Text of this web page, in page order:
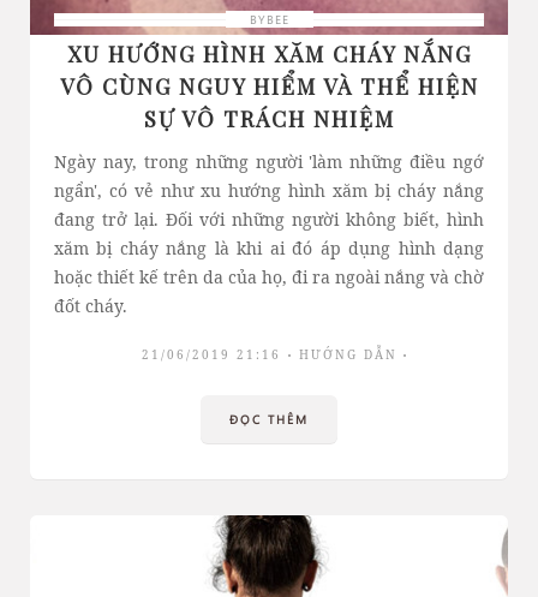
BYBEE
XU HƯỚNG HÌNH XĂM CHÁY NẮNG
VÔ CÙNG NGUY HIỂM VÀ THỂ HIỆN
SỰ VÔ TRÁCH NHIỆM
Ngày nay, trong những người 'làm những điều ngớ
ngẩn', có vẻ như xu hướng hình xăm bị cháy nắng
đang trở lại. Đối với những người không biết, hình
xăm bị cháy nắng là khi ai đó áp dụng hình dạng
hoặc thiết kế trên da của họ, đi ra ngoài nắng và chờ
đốt cháy.
21/06/2019 21:16 HƯỚNG DẪN
ĐỌC THÊM